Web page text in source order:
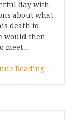
day with
about what
death to
would then
meet…
Reading →